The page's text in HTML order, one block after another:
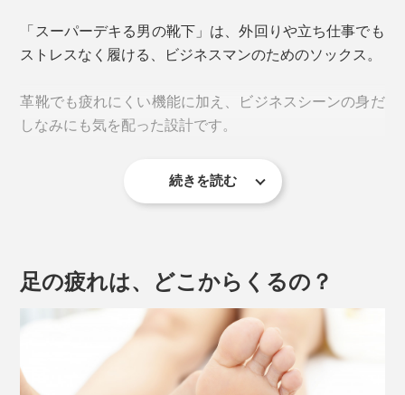
「スーパーデキる男の靴下」は、外回りや立ち仕事でも
ストレスなく履ける、ビジネスマンのためのソックス。
革靴でも疲れにくい機能に加え、ビジネスシーンの身だ
しなみにも気を配った設計です。
丈は、座った時に肌が見えない約27cm。ふくらはぎが
の靴下」なら大丈夫。
履き口のゴムだけでなく、脚全体にフィットさせるつく
りで、１日中ずり落ちにくいのが特徴。
脚の形の合わせ、ふくらはぎは太く、足首は細く。軽め
続きを読む
足の疲れは、どこからくるの？